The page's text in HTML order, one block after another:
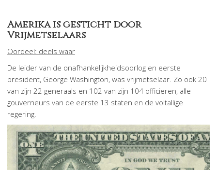
Amerika is gesticht door
Vrijmetselaars
Oordeel: deels waar
De leider van de onafhankelijkheidsoorlog en eerste
president, George Washington, was vrijmetselaar. Zo ook 20
van zijn 22 generaals en 102 van zijn 104 officieren, alle
gouverneurs van de eerste 13 staten en de voltallige
regering.